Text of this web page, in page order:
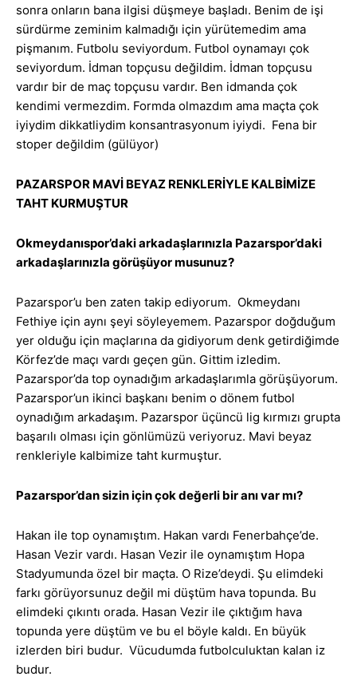
sonra onların bana ilgisi düşmeye başladı. Benim de işi
sürdürme zeminim kalmadığı için yürütemedim ama
pişmanım. Futbolu seviyordum. Futbol oynamayı çok
seviyordum. İdman topçusu değildim. İdman topçusu
vardır bir de maç topçusu vardır. Ben idmanda çok
kendimi vermezdim. Formda olmazdım ama maçta çok
iyiydim dikkatliydim konsantrasyonum iyiydi. Fena bir
stoper değildim (gülüyor)
PAZARSPOR MAVİ BEYAZ RENKLERİYLE KALBİMİZE
TAHT KURMUŞTUR
Okmeydanıspor’daki arkadaşlarınızla Pazarspor’daki
arkadaşlarınızla görüşüyor musunuz?
Pazarspor’u ben zaten takip ediyorum. Okmeydanı
Fethiye için aynı şeyi söyleyemem. Pazarspor doğduğum
yer olduğu için maçlarına da gidiyorum denk getirdiğimde
Körfez’de maçı vardı geçen gün. Gittim izledim.
Pazarspor’da top oynadığım arkadaşlarımla görüşüyorum.
Pazarspor’un ikinci başkanı benim o dönem futbol
oynadığım arkadaşım. Pazarspor üçüncü lig kırmızı grupta
başarılı olması için gönlümüzü veriyoruz. Mavi beyaz
renkleriyle kalbimize taht kurmuştur.
Pazarspor’dan sizin için çok değerli bir anı var mı?
Hakan ile top oynamıştım. Hakan vardı Fenerbahçe’de.
Hasan Vezir vardı. Hasan Vezir ile oynamıştım Hopa
Stadyumunda özel bir maçta. O Rize’deydi. Şu elimdeki
farkı görüyorsunuz değil mi düştüm hava topunda. Bu
elimdeki çıkıntı orada. Hasan Vezir ile çıktığım hava
topunda yere düştüm ve bu el böyle kaldı. En büyük
izlerden biri budur. Vücudumda futbolculuktan kalan iz
budur.